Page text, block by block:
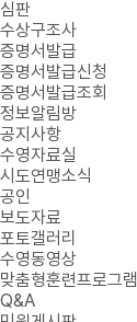
심판
수상구조사
증명서발급
증명서발급신청
증명서발급조회
정보알림방
공지사항
수영자료실
시도연맹소식
공인
보도자료
포토갤러리
수영동영상
맞춤형훈련프로그램
Q&A